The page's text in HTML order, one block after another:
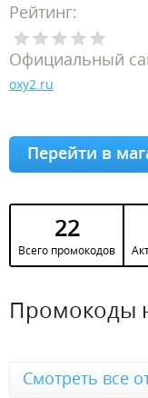
Рейтинг:
Официальный
oxy2.ru
Перейти в
22
Всего промокодов
Промокоды
Смотреть все